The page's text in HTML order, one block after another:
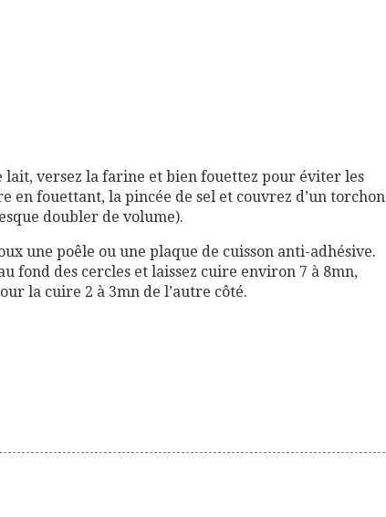
lait, versez la farine et bien fouettez pour éviter les
en fouettant, la pincée de sel et couvrez d’un torchon
doubler de volume).
une poêle ou une plaque de cuisson anti-adhésive.
fond des cercles et laissez cuire environ 7 à 8mn,
la cuire 2 à 3mn de l’autre côté.